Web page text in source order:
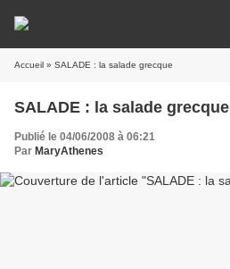
Accueil » SALADE : la salade grecque
SALADE : la salade grecque
Publié le 04/06/2008 à 06:21
Par MaryAthenes